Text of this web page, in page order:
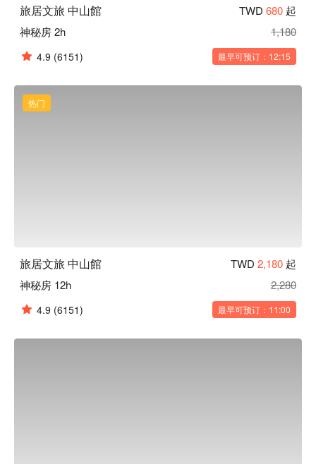
旅居文旅 中山館 TWD 680 起
神秘房 2h
1,180
4.9 (6151) 最早可预订：12:15
热门
旅居文旅 中山館 TWD 2,180 起
神秘房 12h
2,280
4.9 (6151) 最早可预订：11:00